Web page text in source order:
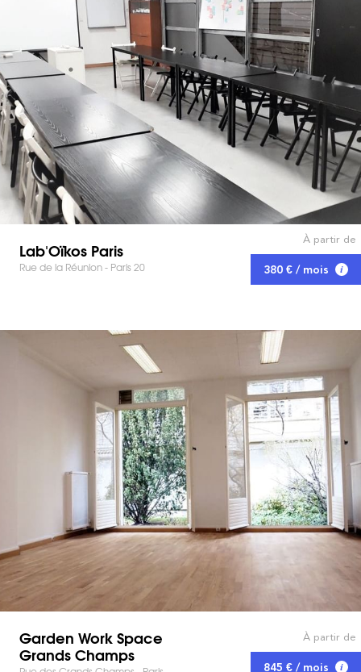
Lab'Oïkos Paris
Rue de la Réunion - Paris 20
À partir de
380 € / mois
Garden Work Space
Grands Champs
À partir de
845 € / mois